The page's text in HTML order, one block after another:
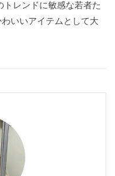
トレンドに敏感な若者た
いいアイテムとして大